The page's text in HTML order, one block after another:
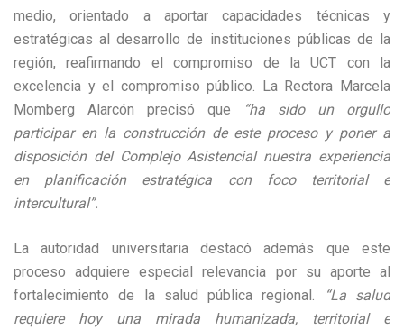
medio, orientado a aportar capacidades técnicas y
estratégicas al desarrollo de instituciones públicas de la
región, reafirmando el compromiso de la UCT con la
excelencia y el compromiso público. La Rectora Marcela
Momberg Alarcón precisó que
“ha sido un orgullo
participar en la construcción de este proceso y poner a
disposición del Complejo Asistencial nuestra experiencia
en planificación estratégica con foco territorial e
intercultural”.
La autoridad universitaria destacó además que este
proceso adquiere especial relevancia por su aporte al
fortalecimiento de la salud pública regional.
“La salud
requiere hoy una mirada humanizada, territorial e